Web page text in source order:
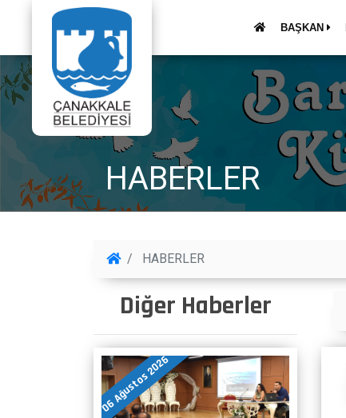
BAŞKAN
HABERLER
HABERLER
Diğer Haberler
06 Ağustos 2026Duyurular